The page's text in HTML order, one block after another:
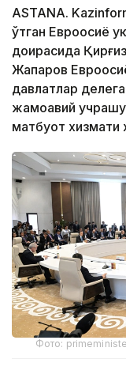
ASTANA.
ўтган Евроосиё
доирасида
Жапаров
давлатлар
жамоавий
матбуот хизмати
Фото: